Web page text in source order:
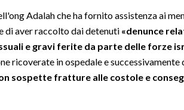
Adalah che ha fornito assistenza ai
di aver raccolto dai detenuti «denunce
e gravi ferite da parte delle forze
ricoverate in ospedale e successivamente
sospette fratture alle costole e